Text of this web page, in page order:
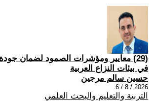
(29) معايير ومؤشرات الصمود لضمان جودة
في بيئات النزاع العربية
حسين سالم مرجين
2026 / 8 / 6
التربية والتعليم والبحث العلمي